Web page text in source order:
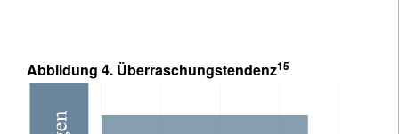
Abbildung 4. Überraschungstendenz15